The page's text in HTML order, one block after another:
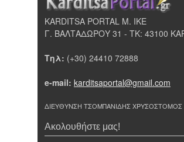
KARDITSA PORTAL Μ. ΙΚΕ
Γ. ΒΑΛΤΑΔΩΡΟΥ 31 - ΤΚ: 43100
Τηλ: (+30) 24410 72888
e-mail: karditsaportal@gmail.com
ΔΙΕΥΘΥΝΣΗ ΤΣΟΜΠΑΝΙΔΗΣ ΧΡΥΣΟΣΤΟΜΟΣ
Ακολουθήστε μας!